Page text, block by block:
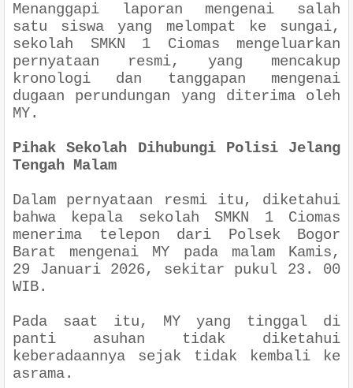
Menanggapi laporan mengenai salah
satu siswa yang melompat ke sungai,
sekolah SMKN 1 Ciomas mengeluarkan
pernyataan resmi, yang mencakup
kronologi dan tanggapan mengenai
dugaan perundungan yang diterima oleh
MY.
Pihak Sekolah Dihubungi Polisi Jelang
Tengah Malam
Dalam pernyataan resmi itu, diketahui
bahwa kepala sekolah SMKN 1 Ciomas
menerima telepon dari Polsek Bogor
Barat mengenai MY pada malam Kamis,
29 Januari 2026, sekitar pukul 23. 00
WIB.
Pada saat itu, MY yang tinggal di
panti asuhan tidak diketahui
keberadaannya sejak tidak kembali ke
asrama.